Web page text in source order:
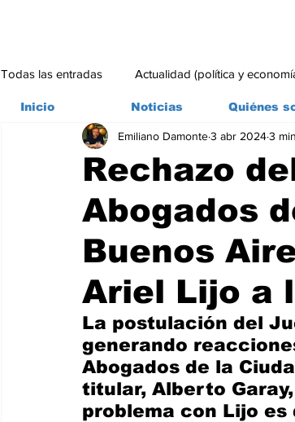
Todas las entradas Actualidad (política y
Ambiente Editorial
Rechazo
Abogados
Buenos
Ariel Lijo a
Emiliano Damonte3 abr 20243
La postulación del
generando
Abogados de la
titular, Alberto
problema con Lijo
Inicio Noticias Quiénes